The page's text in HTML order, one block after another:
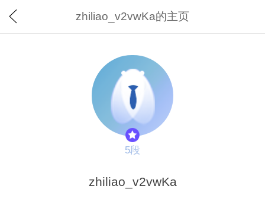
zhiliao_v2vwKa的主页
5段
zhiliao_v2vwKa